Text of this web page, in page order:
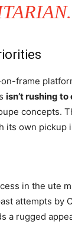
frame
isn’t rushing
concepts.
its own pickup
in the ute
attempts by
rugged